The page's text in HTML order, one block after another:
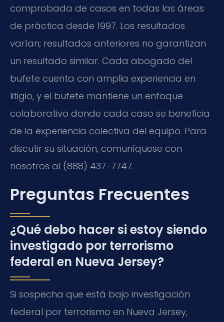
comprobada de casos en todas las áreas
de práctica desde 1997. Los resultados
varían; resultados anteriores no garantizan
un resultado similar. Cada abogado del
bufete cuenta con amplia experiencia en
litigio, y el bufete mantiene un enfoque
colaborativo donde cada caso se beneficia
de la experiencia colectiva del equipo. Para
discutir su situación, comuníquese con
nosotros al (888) 437-7747.
Preguntas Frecuentes
¿Qué debo hacer si estoy siendo
investigado por terrorismo
federal en Nueva Jersey?
Si sospecha que está bajo investigación
federal por terrorismo en Nueva Jersey,